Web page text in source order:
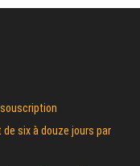
souscription
six à douze jours par